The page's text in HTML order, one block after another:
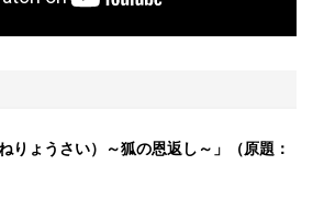
りょうさい）～狐の恩返し～」（原題：